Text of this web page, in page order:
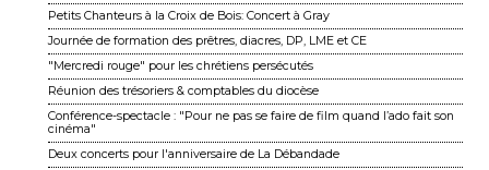
Petits Chanteurs à la Croix de Bois: Concert à Gray
Journée de formation des prêtres, diacres, DP, LME et CE
"Mercredi rouge" pour les chrétiens persécutés
Réunion des trésoriers & comptables du diocèse
Conférence-spectacle : "Pour ne pas se faire de film quand l’ado fait son
cinéma"
Deux concerts pour l'anniversaire de La Débandade